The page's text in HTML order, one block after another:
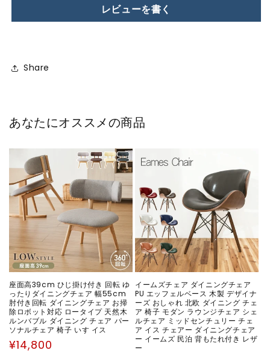
レビューを書く
Share
あなたにオススメの商品
座面高39cm ひじ掛け付き 回転 ゆ
ったりダイニングチェア 幅55cm
肘付き回転 ダイニングチェア お掃
除ロボット対応 ロータイプ 天然木
ルンバブル ダイニング チェア パー
ソナルチェア 椅子 いす イス
通
¥14,800
イームズチェア ダイニングチェア
PU エッフェルベース 木製 デザイナ
ーズ おしゃれ 北欧 ダイニング チェ
ア 椅子 モダン ラウンジチェア シェ
ルチェア ミッドセンチュリー チェ
ア イス チェアー ダイニングチェア
ー イームズ 民泊 背もたれ付き レザ
ー